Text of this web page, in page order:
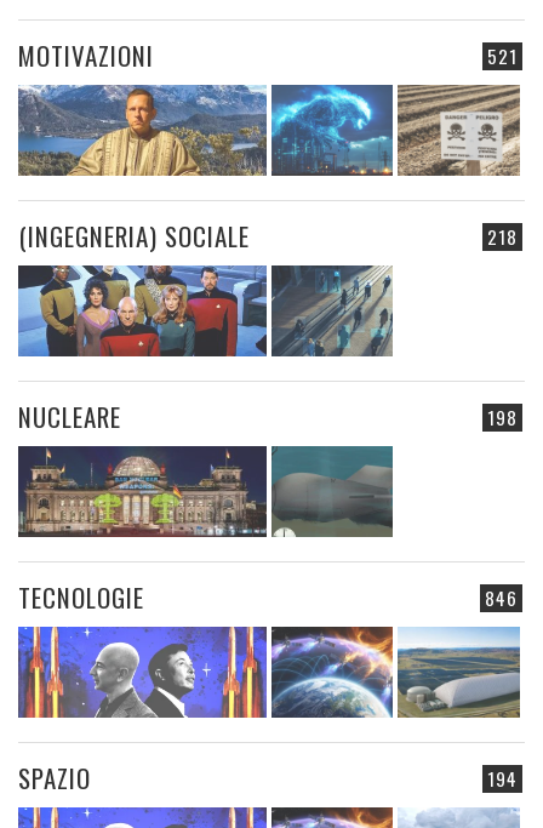
521
MOTIVAZIONI
218
(INGEGNERIA) SOCIALE
198
NUCLEARE
846
TECNOLOGIE
194
SPAZIO